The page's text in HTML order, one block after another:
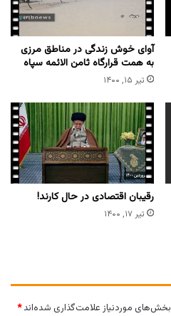
آوای خوش زندگی در مناطق مرزی
به همت قرارگاه ثامن الائمه سپاه
تیر ۱۵, ۱۴۰۰
رقیبان اقتصادی در حال کارند!
تیر ۱۷, ۱۴۰۰
بخش‌های موردنیاز علامت‌گذاری شده‌اند*